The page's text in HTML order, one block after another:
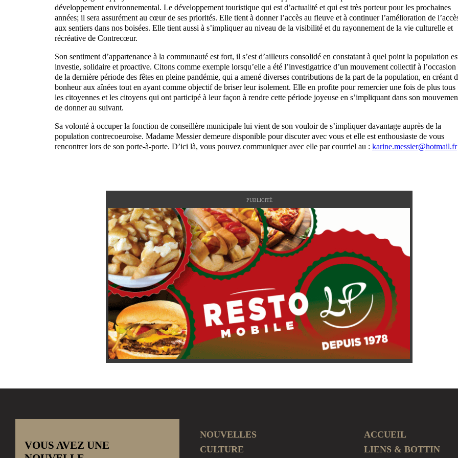
développement environnemental. Le développement touristique qui est d’actualité et qui est très porteur pour les prochaines
années; il sera assurément au cœur de ses priorités. Elle tient à donner l’accès au fleuve et à continuer l’amélioration de
aux sentiers dans nos boisées. Elle tient aussi à s’impliquer au niveau de la visibilité et du rayonnement de la vie culturelle et
récréative de Contrecœur.
Son sentiment d’appartenance à la communauté est fort, il s’est d’ailleurs consolidé en constatant à quel point la population
investie, solidaire et proactive. Citons comme exemple lorsqu’elle a été l’investigatrice d’un mouvement collectif à l’occasion
de la dernière période des fêtes en pleine pandémie, qui a amené diverses contributions de la part de la population, en créant
bonheur aux aînées tout en ayant comme objectif de briser leur isolement. Elle en profite pour remercier une fois de plus tous
les citoyennes et les citoyens qui ont participé à leur façon à rendre cette période joyeuse en s’impliquant dans son
de donner au suivant.
Sa volonté à occuper la fonction de conseillère municipale lui vient de son vouloir de s’impliquer davantage auprès de la
population contrecoeuroise. Madame Messier demeure disponible pour discuter avec vous et elle est enthousiaste de vous
rencontrer lors de son porte-à-porte. D’ici là, vous pouvez communiquer avec elle par courriel au : karine.messier@hotmail.fr
PUBLICITÉ
VOUS AVEZ UNE
NOUVELLES
CULTURE
ACCUEIL
LIENS & BOTTIN